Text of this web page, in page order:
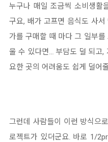
누구나 매일 조금씩 소비생활
구요, 배가 고프면 음식도 사
가를 구매할 때 마다 그 일부
울 수 있다면... 부담도 덜 되고
요한 곳의 어려움도 쉽게 덜어
그런데 사람들이 이런 방식으
로젝트가 있더군요. 바로 1/